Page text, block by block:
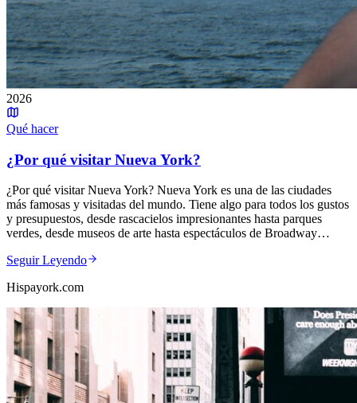
2026
Qué hacer
¿Por qué visitar Nueva York?
¿Por qué visitar Nueva York? Nueva York es una de las ciudades
más famosas y visitadas del mundo. Tiene algo para todos los gustos
y presupuestos, desde rascacielos impresionantes hasta parques
verdes, desde museos de arte hasta espectáculos de Broadway…
Seguir Leyendo
Hispayork.com